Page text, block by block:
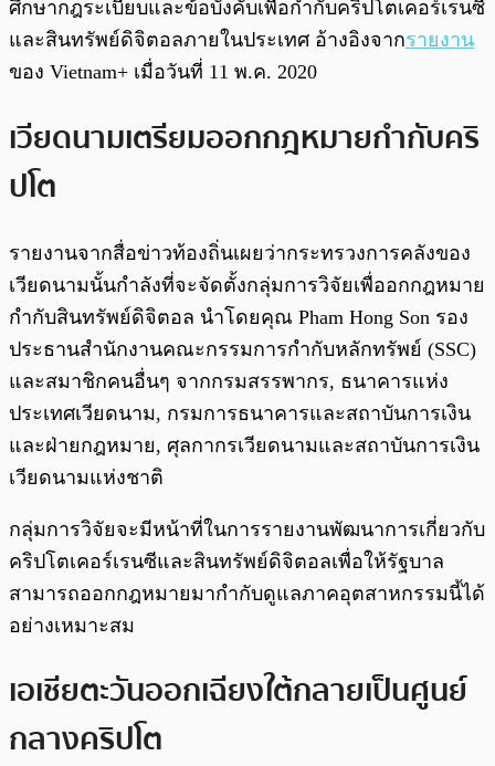
ศึกษากฎระเบียบและข้อบังคับเพื่อกำกับคริปโตเคอร์เรนซี
และสินทรัพย์ดิจิตอลภายในประเทศ อ้างอิงจากรายงาน
ของ Vietnam+ เมื่อวันที่ 11 พ.ค. 2020
เวียดนามเตรียมออกกฎหมายกำกับคริ
ปโต
รายงานจากสื่อข่าวท้องถิ่นเผยว่ากระทรวงการคลังของ
เวียดนามนั้นกำลังที่จะจัดตั้งกลุ่มการวิจัยเพื่ออกกฎหมาย
กำกับสินทรัพย์ดิจิตอล นำโดยคุณ Pham Hong Son รอง
ประธานสำนักงานคณะกรรมการกำกับหลักทรัพย์ (SSC)
และสมาชิกคนอื่นๆ จากกรมสรรพากร, ธนาคารแห่ง
ประเทศเวียดนาม, กรมการธนาคารและสถาบันการเงิน
และฝ่ายกฎหมาย, ศุลกากรเวียดนามและสถาบันการเงิน
เวียดนามแห่งชาติ
กลุ่มการวิจัยจะมีหน้าที่ในการรายงานพัฒนาการเกี่ยวกับ
คริปโตเคอร์เรนซีและสินทรัพย์ดิจิตอลเพื่อให้รัฐบาล
สามารถออกกฎหมายมากำกับดูแลภาคอุตสาหกรรมนี้ได้
อย่างเหมาะสม
เอเชียตะวันออกเฉียงใต้กลายเป็นศูนย์
กลางคริปโต